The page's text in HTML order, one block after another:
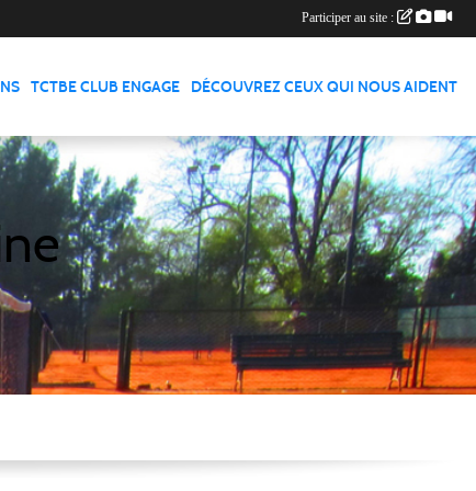
TCTBE CLUB ENGAGE DÉCOUVREZ CEUX QUI NOUS AIDENT
Participer au site :